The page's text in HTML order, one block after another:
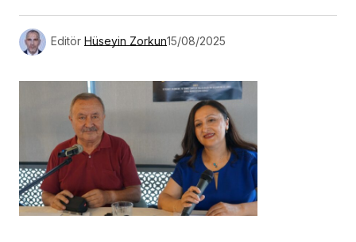
Editör Hüseyin Zorkun15/08/2025